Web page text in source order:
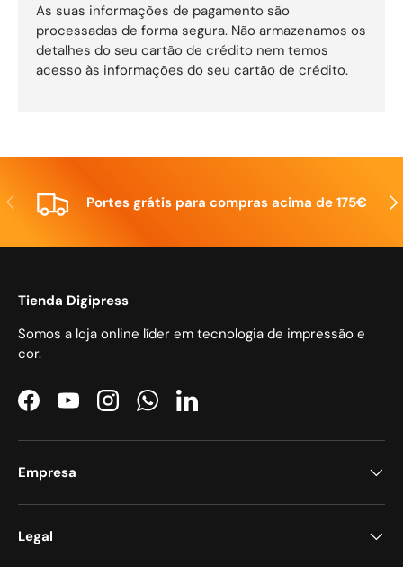
As suas informações de pagamento são
processadas de forma segura. Não armazenamos os
detalhes do seu cartão de crédito nem temos
acesso às informações do seu cartão de crédito.
Anterior Portes grátis para compras acima de 175€
Tienda Digipress
Somos a loja online líder em tecnologia de impressão e
cor.
FacebookYouTubeInstagramWhatsAppLinkedIn
Empresa
Legal